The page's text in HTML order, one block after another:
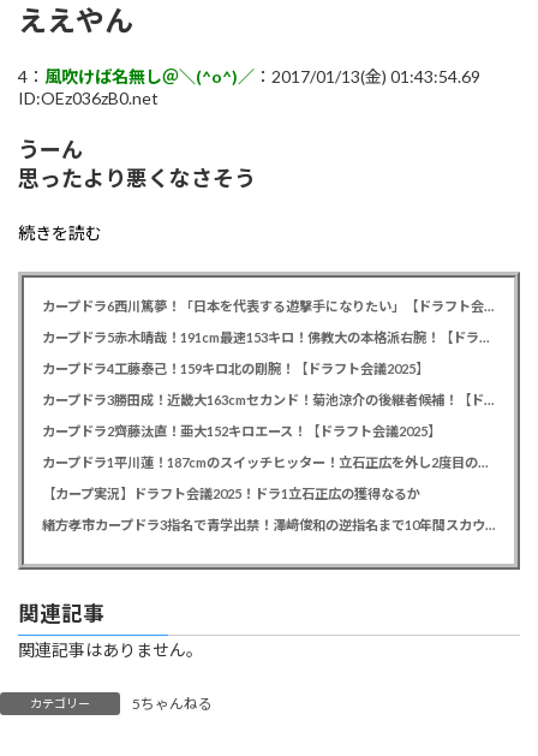
ええやん
4： 風吹けば名無し＠＼(^o^)／ ：2017/01/13(金) 01:43:54.69
ID:OEz036zB0.net
うーん
思ったより悪くなさそう
続きを読む
カープドラ6西川篤夢！「日本を代表する遊撃手になりたい」【ドラフト会議2025】
カープドラ5赤木晴哉！191cm最速153キロ！佛教大の本格派右腕！【ドラフト会議2025】
カープドラ4工藤泰己！159キロ北の剛腕！【ドラフト会議2025】
カープドラ3勝田成！近畿大163cmセカンド！菊池涼介の後継者候補！【ドラフト会議2025】
カープドラ2齊藤汰直！亜大152キロエース！【ドラフト会議2025】
カープドラ1平川蓮！187cmのスイッチヒッター！立石正広を外し2度目の重複も新井監督がクジを引き当てる！【ドラフト会議2025】
【カープ実況】ドラフト会議2025！ドラ1立石正広の獲得なるか
緒方孝市カープドラ3指名で青学出禁！澤﨑俊和の逆指名まで10年間スカウト出禁
関連記事
関連記事はありません。
カテゴリー 5ちゃんねる